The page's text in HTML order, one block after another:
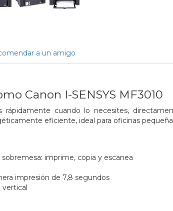
a un amigo
Canon I-SENSYS MF3010
rápidamente cuando lo necesites,
eficiente, ideal para oficinas
imprime, copia y escanea
impresión de 7,8 segundos
vertical